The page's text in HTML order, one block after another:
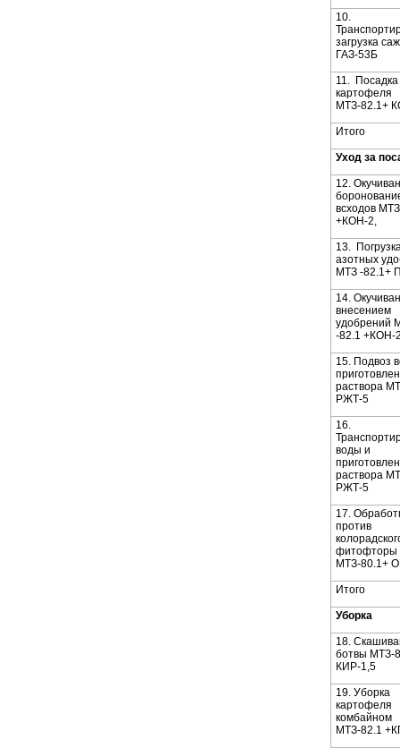
10.
загрузка
ГАЗ-53Б
11. Посадка
картофеля
МТЗ-82.1+
Итого
Уход за
12.
всходов
+КОН-2,
13.
азотных
МТЗ -82.1+
14.
внесением
удобрений
-82.1 +КОН-
15. Подвоз
раствора
РЖТ-5
16.
воды и
раствора
РЖТ-5
17.
против
фитофторы
МТЗ-80.1+
Итого
Уборка
18.
ботвы МТЗ-
КИР-1,5
19. Уборка
картофеля
комбайном
МТЗ-82.1